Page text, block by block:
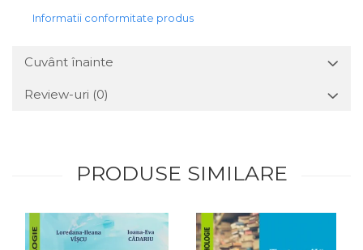
Informatii conformitate produs
Cuvânt înainte
Review-uri (0)
PRODUSE SIMILARE